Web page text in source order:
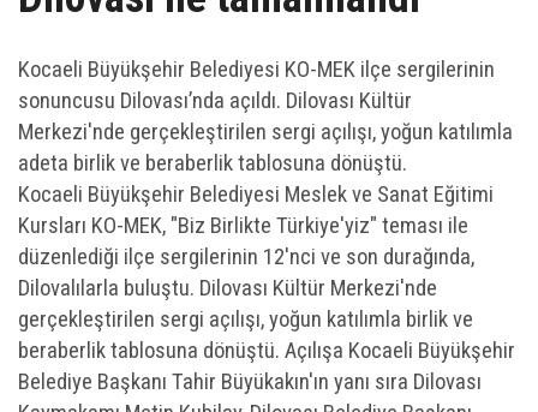
Kocaeli Büyükşehir Belediyesi KO-MEK ilçe sergilerinin
sonuncusu Dilovası’nda açıldı. Dilovası Kültür
Merkezi'nde gerçekleştirilen sergi açılışı, yoğun katılımla
adeta birlik ve beraberlik tablosuna dönüştü.
Kocaeli Büyükşehir Belediyesi Meslek ve Sanat Eğitimi
Kursları KO-MEK, "Biz Birlikte Türkiye'yiz" teması ile
düzenlediği ilçe sergilerinin 12'nci ve son durağında,
Dilovalılarla buluştu. Dilovası Kültür Merkezi'nde
gerçekleştirilen sergi açılışı, yoğun katılımla birlik ve
beraberlik tablosuna dönüştü. Açılışa Kocaeli Büyükşehir
Belediye Başkanı Tahir Büyükakın'ın yanı sıra Dilovası